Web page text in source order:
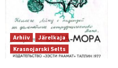
Arhiiv
Järelkaja
Krasnojarski Selts